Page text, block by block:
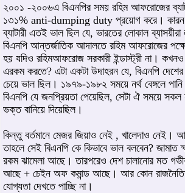
২০০১ -২০০৬এ বিএনপির সময় রহিম আফরোজের
১৩১% anti-dumping duty প্রয়োগ করে।
ব্যাটারী এতই ভাল ছিল যে, ভারতের লোকাল
বিএনপি আন্তর্জাতিক আদালতে রহিম আফরোজের
হয় যদিও রহিমআফরোজ সরকারী ইন্ডাস্ট্রী না। কখনও
এরকম করতে? এটা একটা উদাহরন যে, বিএনপি দেশের
চেয়ে ভাল ছিল। ১৯৭৯-১৯৮২ সময়ে নর্থ বেঙ্গলে পানি
বিএনপি যে জনপ্রিয়তা পেয়েছিল, সেটা ঐ সময়ে
ভক্ত বানিয়ে দিয়েছিল।
কিন্তু বর্তমানে মেজর জিয়াও নেই , খালেদাও নেই।
তাহলে সেই বিএনপি কে কিভাবে ভাল বলবেন?
রকম ঝামেলা আছে। তারপরেও দেশ চালানোর মত
আছে + চেইন অফ কমান্ড আছে। আর কোন
যোগ্যতা দেখতে পাচ্ছি না।